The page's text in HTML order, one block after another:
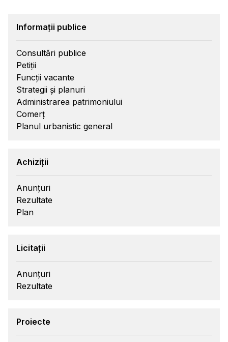
Informații publice
Consultări publice
Petiții
Funcții vacante
Strategii și planuri
Administrarea patrimoniului
Comerț
Planul urbanistic general
Achiziții
Anunțuri
Rezultate
Plan
Licitații
Anunțuri
Rezultate
Proiecte